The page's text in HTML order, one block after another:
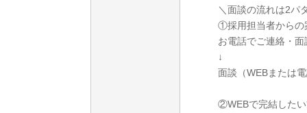
＼面談の流れは2パ
①採用担当者からの
お電話でご連絡・
↓
面談（WEBまたは
②WEBで完結した